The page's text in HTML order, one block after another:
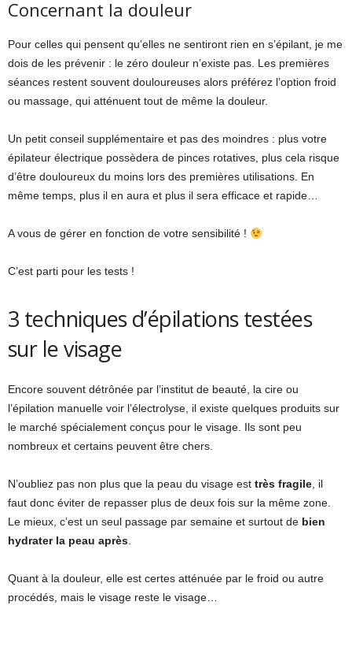
Concernant la douleur
Pour celles qui pensent qu’elles ne sentiront rien en s’épilant, je me
dois de les prévenir : le zéro douleur n’existe pas. Les premières
séances restent souvent douloureuses alors préférez l’option froid
ou massage, qui atténuent tout de même la douleur.
Un petit conseil supplémentaire et pas des moindres : plus votre
épilateur électrique possèdera de pinces rotatives, plus cela risque
d’être douloureux du moins lors des premières utilisations. En
même temps, plus il en aura et plus il sera efficace et rapide…
A vous de gérer en fonction de votre sensibilité !
C’est parti pour les tests !
3 techniques d’épilations testées
sur le visage
Encore souvent détrônée par l’institut de beauté, la cire ou
l’épilation manuelle voir l’électrolyse, il existe quelques produits sur
le marché spécialement conçus pour le visage. Ils sont peu
nombreux et certains peuvent être chers.
N’oubliez pas non plus que la peau du visage est très fragile, il
faut donc éviter de repasser plus de deux fois sur la même zone.
Le mieux, c’est un seul passage par semaine et surtout de bien
hydrater la peau après.
Quant à la douleur, elle est certes atténuée par le froid ou autre
procédés, mais le visage reste le visage…